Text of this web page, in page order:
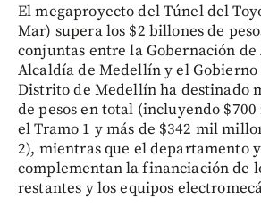
El megaproyecto del Túnel del
Mar) supera los $2 billones de
conjuntas entre la Gobernación
Alcaldía de Medellín y el
Distrito de Medellín ha destinado
de pesos en total (incluyendo
el Tramo 1 y más de $342 mil
2), mientras que el departamento
complementan la financiación de
restantes y los equipos